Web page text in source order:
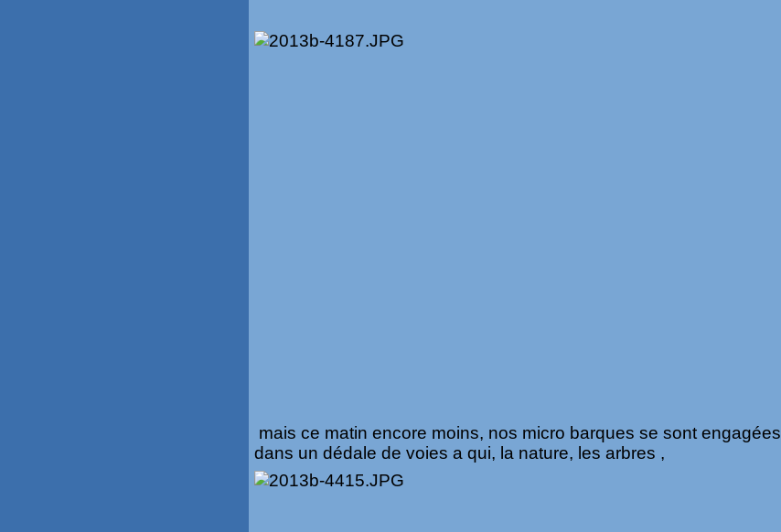
mais ce matin encore moins, nos micro barques se sont engagées
dans un dédale de voies a qui, la nature, les arbres ,